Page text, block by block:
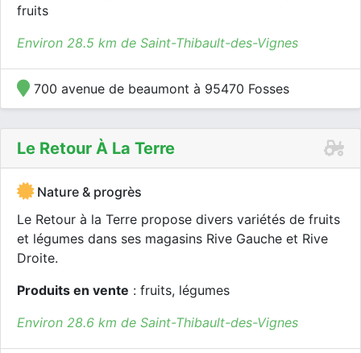
fruits
Environ 28.5 km de Saint-Thibault-des-Vignes
700 avenue de beaumont à 95470 Fosses
Le Retour À La Terre
Nature & progrès
Le Retour à la Terre propose divers variétés de fruits
et légumes dans ses magasins Rive Gauche et Rive
Droite.
Produits en vente : fruits, légumes
Environ 28.6 km de Saint-Thibault-des-Vignes